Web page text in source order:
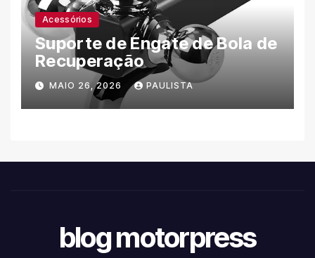
Acessórios
Suporte de Engate de Bola de
Recuperação
MAIO 26, 2026 PAULISTA
blog motorpress